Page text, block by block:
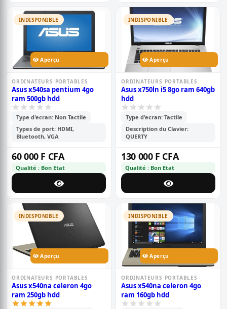
INDISPONIBLE
Aperçu
ORDINATEURS PORTABLES
Asus x540sa pentium 4go
ram 500gb hdd
Type d'ecran: Non Tactile
Types de port: HDMI,
Bluetooth, VGA
60 000 F CFA
Qualité : Bon Etat
INDISPONIBLE
Aperçu
ORDINATEURS PORTABLES
Asus x750ln i5 8go ram 640gb
hdd
Type d'ecran: Tactile
Description du Clavier:
QUERTY
130 000 F CFA
Qualité : Bon Etat
INDISPONIBLE
Aperçu
ORDINATEURS PORTABLES
Asus x540na celeron 4go
ram 250gb hdd
INDISPONIBLE
Aperçu
ORDINATEURS PORTABLES
Asus x540na celeron 4go
ram 160gb hdd